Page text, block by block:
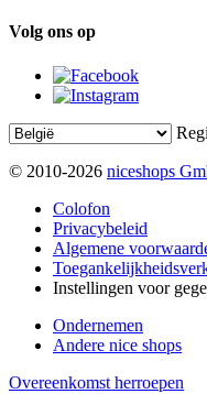
Volg ons op
© 2010-2026 niceshops
Colofon
Privacybeleid
Algemene
Instellingen voor
Ondernemen
Andere nice shops
Overeenkomst herroepen